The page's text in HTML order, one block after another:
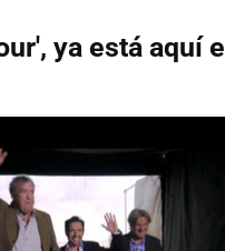
ya está aquí el